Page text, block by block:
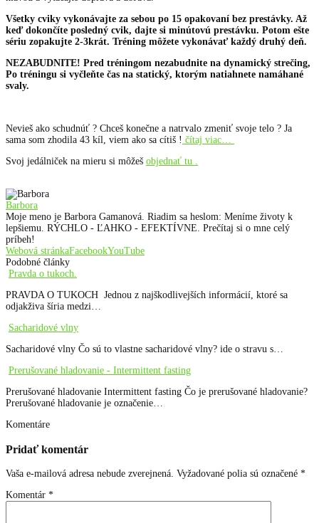
Všetky cviky vykonávajte za sebou po 15 opakovaní bez prestávky. Až
keď dokončíte posledný cvik, dajte si minútovú prestávku. Potom ešte
sériu zopakujte 2-3krát. Tréning môžete vykonávať každý druhý deň.
NEZABUDNITE! Pred tréningom nezabudnite na dynamický strečing,
Po tréningu si vyčleňte čas na statický, ktorým natiahnete namáhané
svaly.
Nevieš ako schudnúť ? Chceš konečne a natrvalo zmeniť svoje telo ? Ja
sama som zhodila 43 kíl, viem ako sa cítiš ! čítaj viac…
Svoj jedálniček na mieru si môžeš objednať tu .
Barbora
Moje meno je Barbora Gamanová. Riadim sa heslom: Meníme životy k
lepšiemu. RÝCHLO - ĽAHKO - EFEKTÍVNE. Prečítaj si o mne celý
príbeh!
Webová stránkaFacebookYouTube
Podobné články
Pravda o tukoch.
PRAVDA O TUKOCH Jednou z najškodlivejších informácií, ktoré sa
odjakživa šíria medzi…
Sacharidové vlny
Sacharidové vlny Čo sú to vlastne sacharidové vlny? ide o stravu s…
Prerušované hladovanie - Intermittent fasting
Prerušované hladovanie Intermittent fasting Čo je prerušované hladovanie?
Prerušované hladovanie je označenie…
Komentáre
Pridať komentár
Vaša e-mailová adresa nebude zverejnená. Vyžadované polia sú označené *
Komentár *